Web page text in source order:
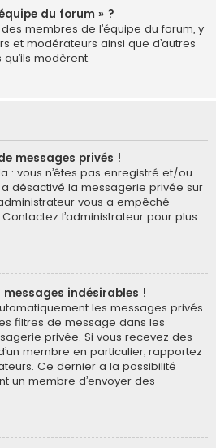
du forum » ?
membres de l’équipe du forum, y
et modérateurs ainsi que d’autres
modèrent.
messages privés !
: vous n’êtes pas enregistré et/ou
a désactivé la messagerie privée sur
vous a empêché
l’administrateur pour plus
indésirables !
les messages privés
filtres de message dans les
privée. Si vous recevez des
membre en particulier, rapportez
Ce dernier a la possibilité
un membre d’envoyer des